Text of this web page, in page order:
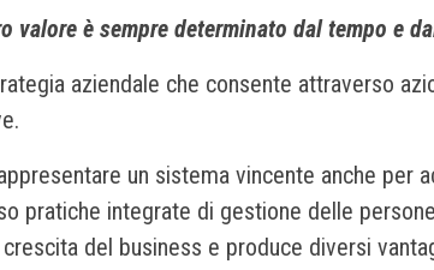
valore è sempre determinato dal tempo e
aziendale che consente attraverso
un sistema vincente anche
pratiche integrate di gestione delle
del business e produce diversi